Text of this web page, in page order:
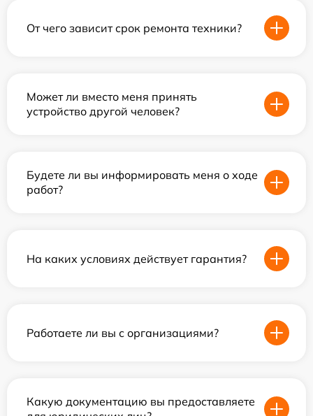
От чего зависит срок ремонта техники?
Может ли вместо меня принять
устройство другой человек?
Будете ли вы информировать меня о ходе
работ?
На каких условиях действует гарантия?
Работаете ли вы с организациями?
Какую документацию вы предоставляете